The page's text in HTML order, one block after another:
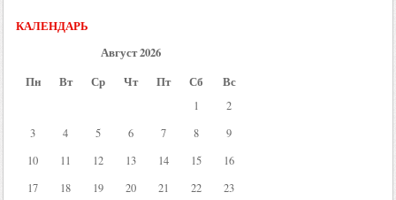
КАЛЕНДАРЬ
Август 2026
Пн
Вт Ср Чт Пт Сб Вс
1
2
3
4 5 6 7 8
9
10
11 12 13 14 15
16
17
18 19 20 21 22 23